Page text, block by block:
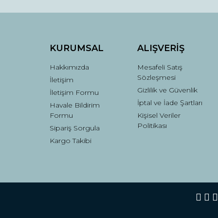
KURUMSAL
Hakkımızda
İletişim
İletişim Formu
Havale Bildirim
Formu
Sipariş Sorgula
Kargo Takibi
ALIŞVERİŞ
Mesafeli Satış
Sözleşmesi
Gizlilik ve Güvenlik
İptal ve İade Şartları
Kişisel Veriler
Politikası